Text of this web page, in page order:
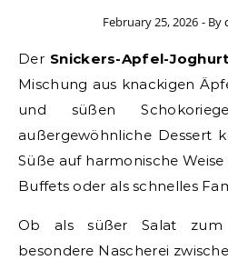
February 25, 2026 - By
Der Snickers-Apfel-
Mischung aus knackigen
und süßen
außergewöhnliche Dessert
Süße auf harmonische
Buffets oder als schnelles
Ob als süßer Salat zum
besondere Nascherei